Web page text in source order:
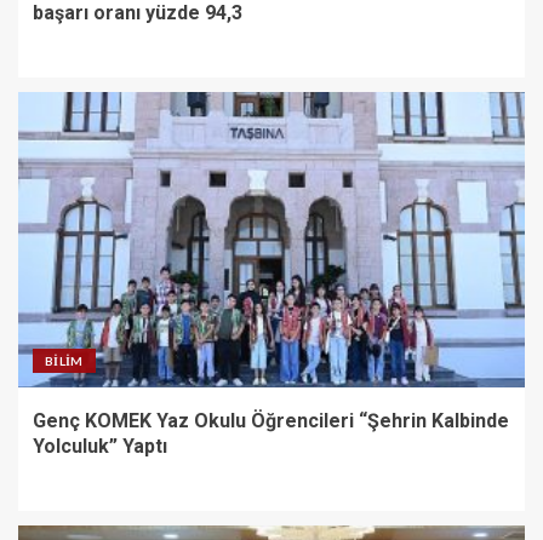
başarı oranı yüzde 94,3
BILIM
Genç KOMEK Yaz Okulu Öğrencileri “Şehrin Kalbinde
Yolculuk” Yaptı